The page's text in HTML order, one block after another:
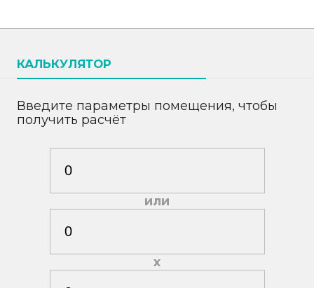
КАЛЬКУЛЯТОР
Введите параметры помещения, чтобы
получить расчёт
или
х